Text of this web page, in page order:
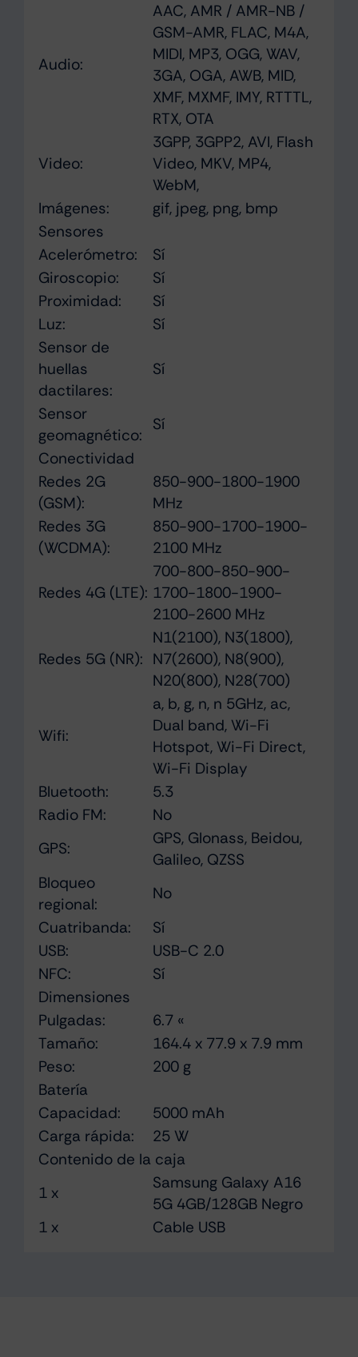
Audio:
AAC, AMR / AMR-NB /
GSM-AMR, FLAC, M4A,
MIDI, MP3, OGG, WAV,
3GA, OGA, AWB, MID,
XMF, MXMF, IMY, RTTTL,
RTX, OTA
Video:
3GPP, 3GPP2, AVI, Flash
Video, MKV, MP4,
WebM,
Imágenes:
gif, jpeg, png, bmp
Sensores
Acelerómetro:
Sí
Giroscopio:
Sí
Proximidad:
Sí
Luz:
Sí
Sensor de
huellas
dactilares:
Sí
Sensor
geomagnético:
Sí
Conectividad
Redes 2G
(GSM):
850-900-1800-1900
MHz
Redes 3G
(WCDMA):
850-900-1700-1900-
2100 MHz
Redes 4G (LTE):
700-800-850-900-
1700-1800-1900-
2100-2600 MHz
Redes 5G (NR):
N1(2100), N3(1800),
N7(2600), N8(900),
N20(800), N28(700)
Wifi:
a, b, g, n, n 5GHz, ac,
Dual band, Wi-Fi
Hotspot, Wi-Fi Direct,
Wi-Fi Display
Bluetooth:
5.3
Radio FM:
No
GPS:
GPS, Glonass, Beidou,
Galileo, QZSS
Bloqueo
regional:
No
Cuatribanda:
Sí
USB:
USB-C 2.0
NFC:
Sí
Dimensiones
Pulgadas:
6.7 «
Tamaño:
164.4 x 77.9 x 7.9 mm
Peso:
200 g
Batería
Capacidad:
5000 mAh
Carga rápida:
25 W
Contenido de la caja
1 x
Samsung Galaxy A16
5G 4GB/128GB Negro
1 x
Cable USB